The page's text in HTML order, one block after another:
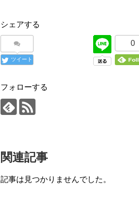
シェアする
ツイート
0
フォローする
関連記事
記事は見つかりませんでした。